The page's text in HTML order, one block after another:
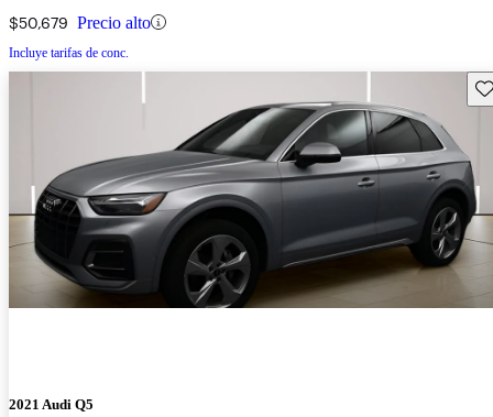
$50,679 Precio alto
Incluye tarifas de conc.
2021 Audi Q5